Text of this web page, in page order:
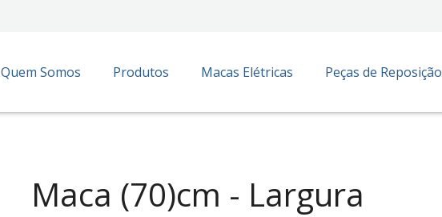
Quem Somos Produtos Macas Elétricas Peças de Reposição
Maca (70)cm - Largura